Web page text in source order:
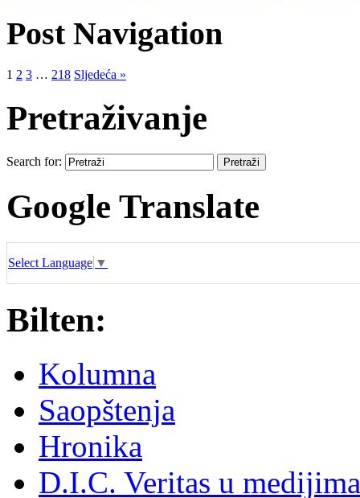
Post Navigation
1 2 3 … 218 Sljedeća »
Pretraživanje
Search for:
Google Translate
Select Language ▼
Bilten:
Kolumna
Saopštenja
Hronika
D.I.C. Veritas u medijima